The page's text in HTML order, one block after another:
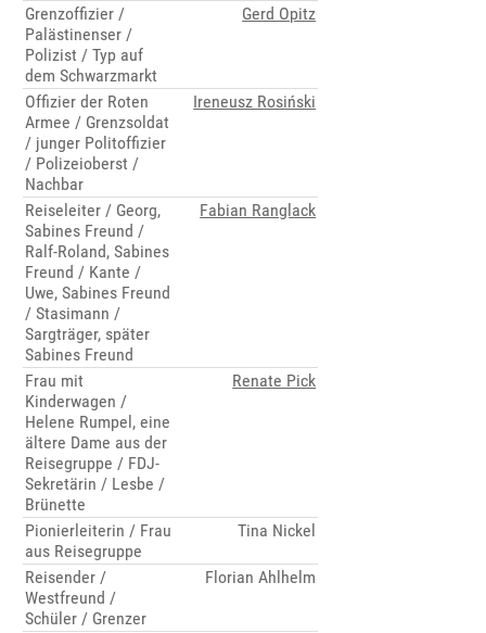
Grenzoffizier /
Palästinenser /
Polizist / Typ auf
dem Schwarzmarkt
Gerd Opitz
Offizier der Roten
Armee / Grenzsoldat
/ junger Politoffizier
/ Polizeioberst /
Nachbar
Ireneusz Rosiński
Reiseleiter / Georg,
Sabines Freund /
Ralf-Roland, Sabines
Freund / Kante /
Uwe, Sabines Freund
/ Stasimann /
Sargträger, später
Sabines Freund
Fabian Ranglack
Frau mit
Kinderwagen /
Helene Rumpel, eine
ältere Dame aus der
Reisegruppe / FDJ-
Sekretärin / Lesbe /
Brünette
Renate Pick
Pionierleiterin / Frau
aus Reisegruppe
Tina Nickel
Reisender /
Westfreund /
Schüler / Grenzer
Florian Ahlhelm